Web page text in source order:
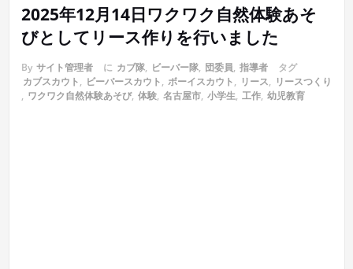
2025年12月14日ワクワク自然体験あそ
びとしてリース作りを行いました
By サイト管理者 に カブ隊, ビーバー隊, 団委員, 指導者
タグ
カブスカウト, ビーバースカウト, ボーイスカウト, リース, リースつくり
, ワクワク自然体験あそび, 体験, 名古屋市, 小学生, 工作, 幼児教育